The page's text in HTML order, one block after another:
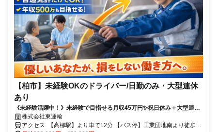
【柏市】未経験OKのドライバー/日勤のみ・大型連休
あり
《未経験活躍中！》未経験で目指せる月収45万円✨祝日休み＋大型連休
あり✅株式会社東運輸
アクセス: 【高柳駅】より車で12分 【バス停】工業団地南より徒歩4